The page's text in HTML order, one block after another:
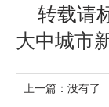
转载请
大中城市
上一篇：没有了